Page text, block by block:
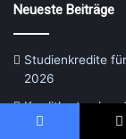
Neueste Beiträge
Studienkredite
2026
Kreditkarte ohne
Welche